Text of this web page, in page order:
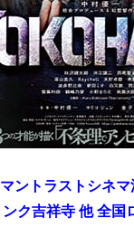
ントラストシネマ
ク吉祥寺 他 全国